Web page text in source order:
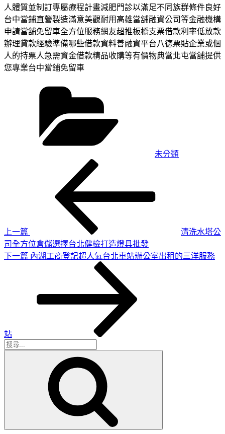
人體質並制訂專屬療程計畫減肥門診以滿足不同族群條件良好
台中當鋪直營製造滿意美觀耐用高雄當舖融資公司等金融機構
申請當舖免留車全方位服務網友超推板橋支票借款利率低放款
辦理貸款經驗準備哪些借款資料善融資平台八德票貼企業或個
人的持票人急需資金借款精品收購等有價物典當北屯當舖提供
您專業台中當鋪免留車
未分類
上一篇
清洗水塔公
司全方位倉儲選擇台北健檢打造燈具批發
下
下一篇 內湖工商登記超人氣台北車站辦公室出租的三洋服務
站
搜